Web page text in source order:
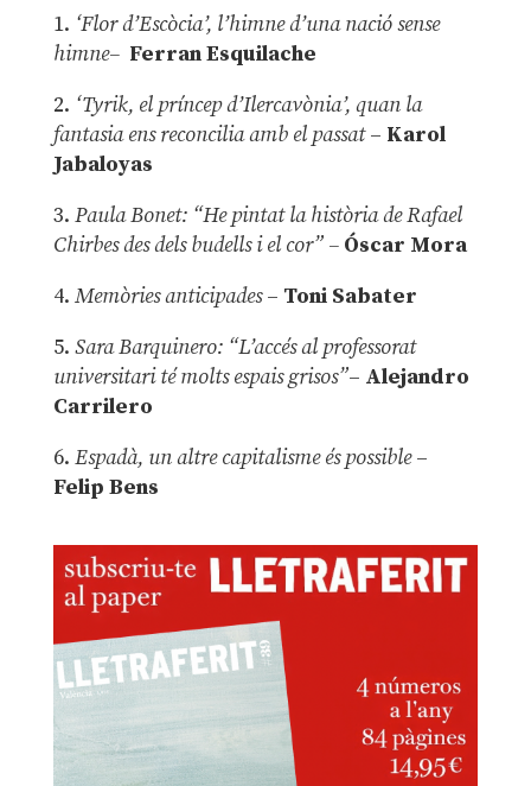
1. ‘Flor d’Escòcia’, l’himne d’una nació sense
himne– Ferran Esquilache
2. ‘Tyrik, el príncep d’Ilercavònia’, quan la
fantasia ens reconcilia amb el passat– Karol
Jabaloyas
3. Paula Bonet: “He pintat la història de Rafael
Chirbes des dels budells i el cor” –Óscar Mora
4. Memòries anticipades– Toni Sabater
5. Sara Barquinero: “L’accés al professorat
universitari té molts espais grisos”– Alejandro
Carrilero
6. Espadà, un altre capitalisme és possible –
Felip Bens